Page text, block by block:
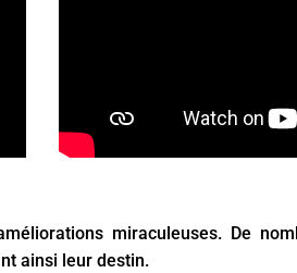
miraculeuses. De
ainsi leur destin.